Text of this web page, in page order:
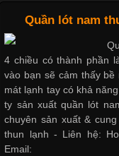
quần lót nam Boxer thun
quần lót nam giá rẻ vải
Quần lót nam
4 chiều có thành phần
vào bạn sẽ cảm thấy
mát lạnh tay có khả
ty sản xuất quần lót
chuyên sản xuất &
thun lạnh - Liên hệ:
Email: